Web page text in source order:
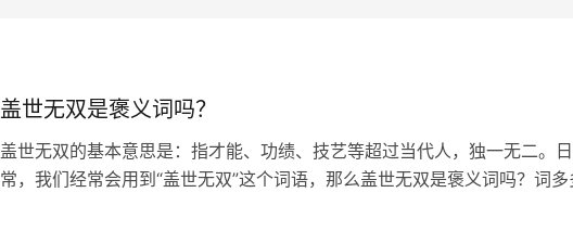
盖世无双是褒义词吗？
盖世无双的基本意思是：指才能、功绩、技艺等超过当代人，独一无二。日
常，我们经常会用到“盖世无双”这个词语，那么盖世无双是褒义词吗？词多